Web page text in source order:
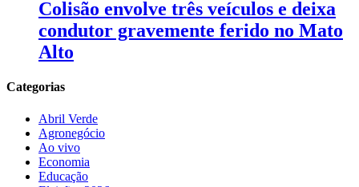
Colisão envolve três veículos e deixa
condutor gravemente ferido no Mato
Alto
Categorias
Abril Verde
Agronegócio
Ao vivo
Economia
Educação